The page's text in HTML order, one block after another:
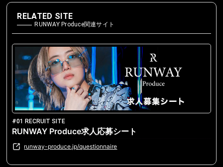
RELATED SITE
RUNWAY Produce関連サイト
#01 RECRUIT SITE
RUNWAY Produce求人応募シート
runway-produce.jp/questionnaire